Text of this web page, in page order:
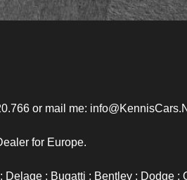
or mail me:
for Europe.
; Bugatti ; Bentley ; Dodge ;